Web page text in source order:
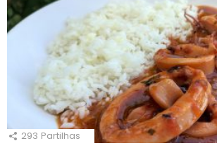
293 Partilhas